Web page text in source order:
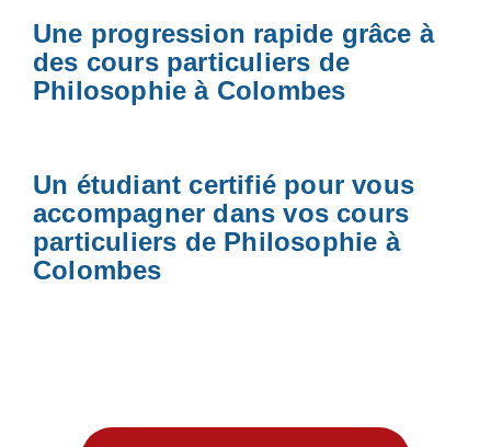
Une progression rapide grâce à
des cours particuliers de
Philosophie à Colombes
Un étudiant certifié pour vous
accompagner dans vos cours
particuliers de Philosophie à
Colombes